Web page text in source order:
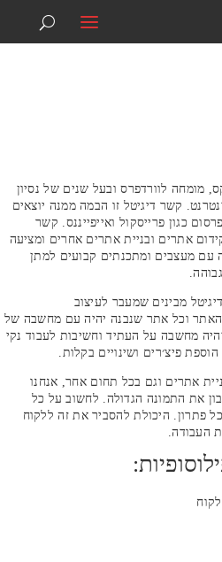
074-7039292
מומחה לוורדפרס ובעל שנים של נסיון
קשר דיגיטל זו הבמה ממנה יוצאים
כגון פרייסקול ואייפייננס. קשר
אתרים ובניית אתרים אחרים ומציעה
מעצבים ומתכנתים קבועים למתן
מבינים שמעבר לעיצוב
האתר וכל אתר שנבנה יהיה עם מחשבה של
מחשבה על העתיד וחשיבות לעבוד נקי
פיצ׳רים ושינויים בקלות.
אתרים וגם בכל תחום אחר, אנחנו
את התמונה הגדולה. לחשוב על כל
פתרון. היכולת להסביר את זה ללקוח
העבודה.